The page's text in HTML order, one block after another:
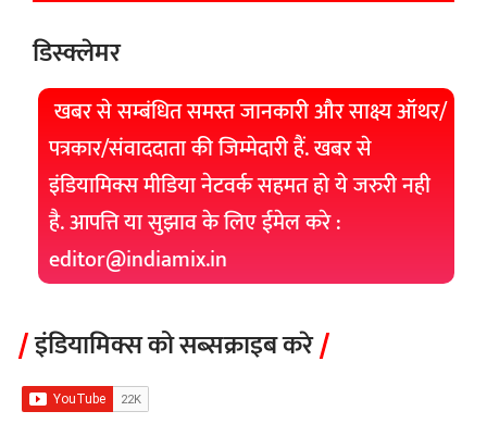
डिस्क्लेमर
खबर से सम्बंधित समस्त जानकारी और साक्ष्य ऑथर/
पत्रकार/संवाददाता की जिम्मेदारी हैं. खबर से
इंडियामिक्स मीडिया नेटवर्क सहमत हो ये जरुरी नही
है. आपत्ति या सुझाव के लिए ईमेल करे :
editor@indiamix.in
इंडियामिक्स को सब्सक्राइब करे